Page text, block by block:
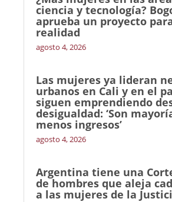
ciencia y tecnología?
aprueba un proyecto
realidad
agosto 4, 2026
Las mujeres ya lideran
urbanos en Cali y en el
siguen emprendiendo
desigualdad: ‘Son
menos ingresos’
agosto 4, 2026
Argentina tiene una
de hombres que aleja
a las mujeres de la